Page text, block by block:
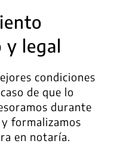
y legal
condiciones
de que lo
durante
formalizamos
en notaría.